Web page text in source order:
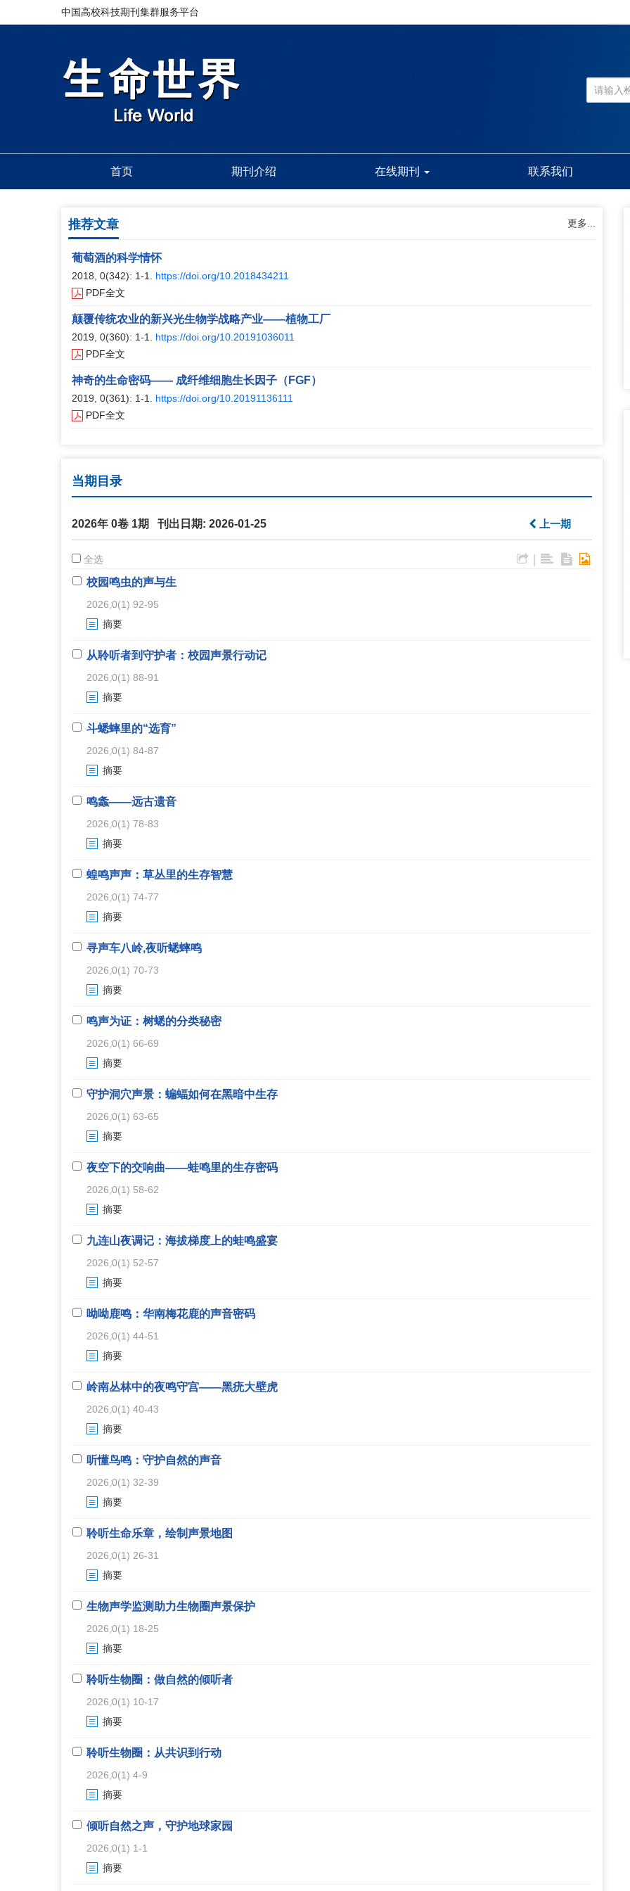
中国高校科技期刊集群服务平台
首页 期刊介绍 在线期刊 联系我们
推荐文章 更多...
葡萄酒的科学情怀
2018, 0(342): 1-1. https://doi.org/10.2018434211
PDF全文
颠覆传统农业的新兴光生物学战略产业——植物工厂
2019, 0(360): 1-1. https://doi.org/10.20191036011
PDF全文
神奇的生命密码—— 成纤维细胞生长因子（FGF）
2019, 0(361): 1-1. https://doi.org/10.20191136111
PDF全文
当期目录
2026年 0卷 1期 刊出日期: 2026-01-25 上一期
全选
校园鸣虫的声与生
2026,0(1) 92-95
摘要
从聆听者到守护者：校园声景行动记
2026,0(1) 88-91
摘要
斗蟋蟀里的“选育”
2026,0(1) 84-87
摘要
鸣螽——远古遗音
2026,0(1) 78-83
摘要
蝗鸣声声：草丛里的生存智慧
2026,0(1) 74-77
摘要
寻声车八岭,夜听蟋蟀鸣
2026,0(1) 70-73
摘要
鸣声为证：树蟋的分类秘密
2026,0(1) 66-69
摘要
守护洞穴声景：蝙蝠如何在黑暗中生存
2026,0(1) 63-65
摘要
夜空下的交响曲——蛙鸣里的生存密码
2026,0(1) 58-62
摘要
九连山夜调记：海拔梯度上的蛙鸣盛宴
2026,0(1) 52-57
摘要
呦呦鹿鸣：华南梅花鹿的声音密码
2026,0(1) 44-51
摘要
岭南丛林中的夜鸣守宫——黑疣大壁虎
2026,0(1) 40-43
摘要
听懂鸟鸣：守护自然的声音
2026,0(1) 32-39
摘要
聆听生命乐章，绘制声景地图
2026,0(1) 26-31
摘要
生物声学监测助力生物圈声景保护
2026,0(1) 18-25
摘要
聆听生物圈：做自然的倾听者
2026,0(1) 10-17
摘要
聆听生物圈：从共识到行动
2026,0(1) 4-9
摘要
倾听自然之声，守护地球家园
2026,0(1) 1-1
摘要